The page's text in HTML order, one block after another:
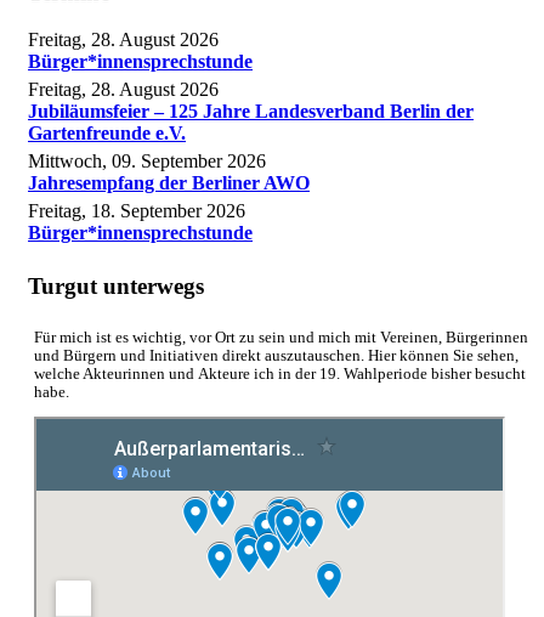
Freitag, 28. August 2026
Bürger*innensprechstunde
Freitag, 28. August 2026
Jubiläumsfeier – 125 Jahre Landesverband Berlin der
Gartenfreunde e.V.
Mittwoch, 09. September 2026
Jahresempfang der Berliner AWO
Freitag, 18. September 2026
Bürger*innensprechstunde
Turgut unterwegs
Für mich ist es wichtig, vor Ort zu sein und mich mit Vereinen, Bürgerinnen
und Bürgern und Initiativen direkt auszutauschen. Hier können Sie sehen,
welche Akteurinnen und Akteure ich in der 19. Wahlperiode bisher besucht
habe.